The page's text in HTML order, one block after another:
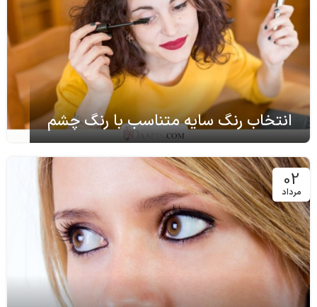
انتخاب رنگ سایه متناسب با رنگ چشم
02
مرداد